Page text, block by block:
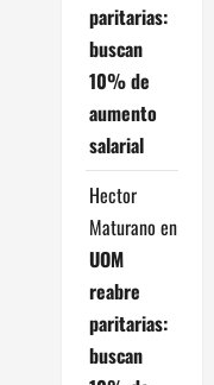
paritarias:
buscan
10% de
aumento
salarial
Hector
Maturano en
UOM
reabre
paritarias:
buscan